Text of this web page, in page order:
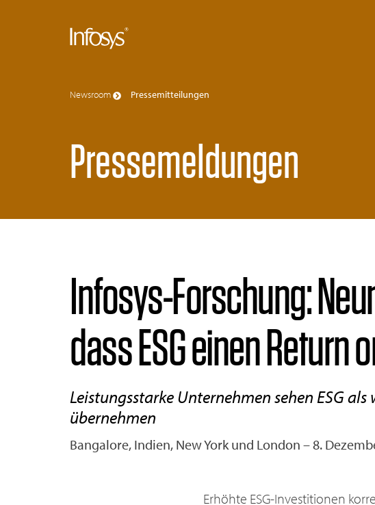
Newsroom Pressemitteilungen
Pressemeldungen
Infosys-Forschung:
dass ESG einen Return
Leistungsstarke Unternehmen sehen ESG
übernehmen
Bangalore, Indien, New York und London – 8.
Erhöhte ESG-Investitionen